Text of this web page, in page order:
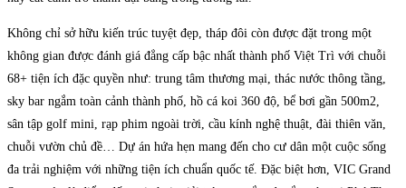
Không chỉ sở hữu kiến trúc tuyệt đẹp, tháp đôi còn được đặt trong một
không gian được đánh giá đẳng cấp bậc nhất thành phố Việt Trì với chuỗi
68+ tiện ích đặc quyền như: trung tâm thương mại, thác nước thông tầng,
sky bar ngắm toàn cảnh thành phố, hồ cá koi 360 độ, bể bơi gần 500m2,
sân tập golf mini, rạp phim ngoài trời, cầu kính nghệ thuật, đài thiên văn,
chuỗi vườn chủ đề… Dự án hứa hẹn mang đến cho cư dân một cuộc sống
đa trải nghiệm với những tiện ích chuẩn quốc tế. Đặc biệt hơn, VIC Grand